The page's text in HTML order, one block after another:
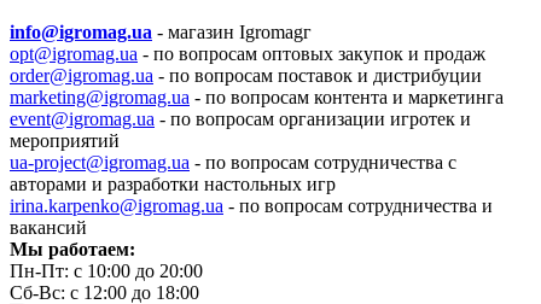
info@igromag.ua - магазин Igromagг
opt@igromag.ua - по вопросам оптовых закупок и продаж
order@igromag.ua - по вопросам поставок и дистрибуции
marketing@igromag.ua - по вопросам контента и маркетинга
event@igromag.ua - по вопросам организации игротек и
мероприятий
ua-project@igromag.ua - по вопросам сотрудничества с
авторами и разработки настольных игр
irina.karpenko@igromag.ua - по вопросам сотрудничества и
вакансий
Мы работаем:
Пн-Пт: с 10:00 до 20:00
Сб-Вс: с 12:00 до 18:00